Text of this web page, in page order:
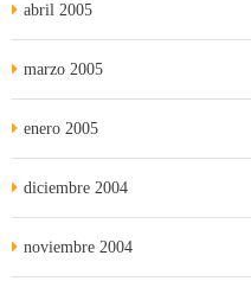
abril 2005
marzo 2005
enero 2005
diciembre 2004
noviembre 2004